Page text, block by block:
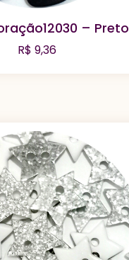
– Preto
R$ 9,36